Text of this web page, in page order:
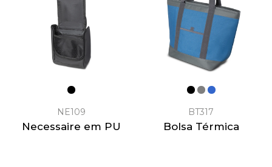
NE109
Necessaire em PU
BT317
Bolsa Térmica